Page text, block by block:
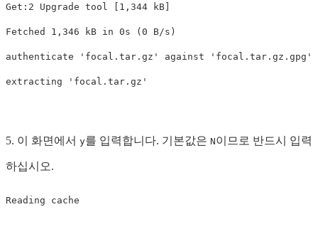
Get:2 Upgrade tool
Fetched 1,346 kB in
authenticate 'focal.tar.gz' against 'focal.tar.gz.gpg'
5. 이 화면에서 y를 입력합니다. 기본값은 N이므로 반드시 입력
하십시오.
Reading cache